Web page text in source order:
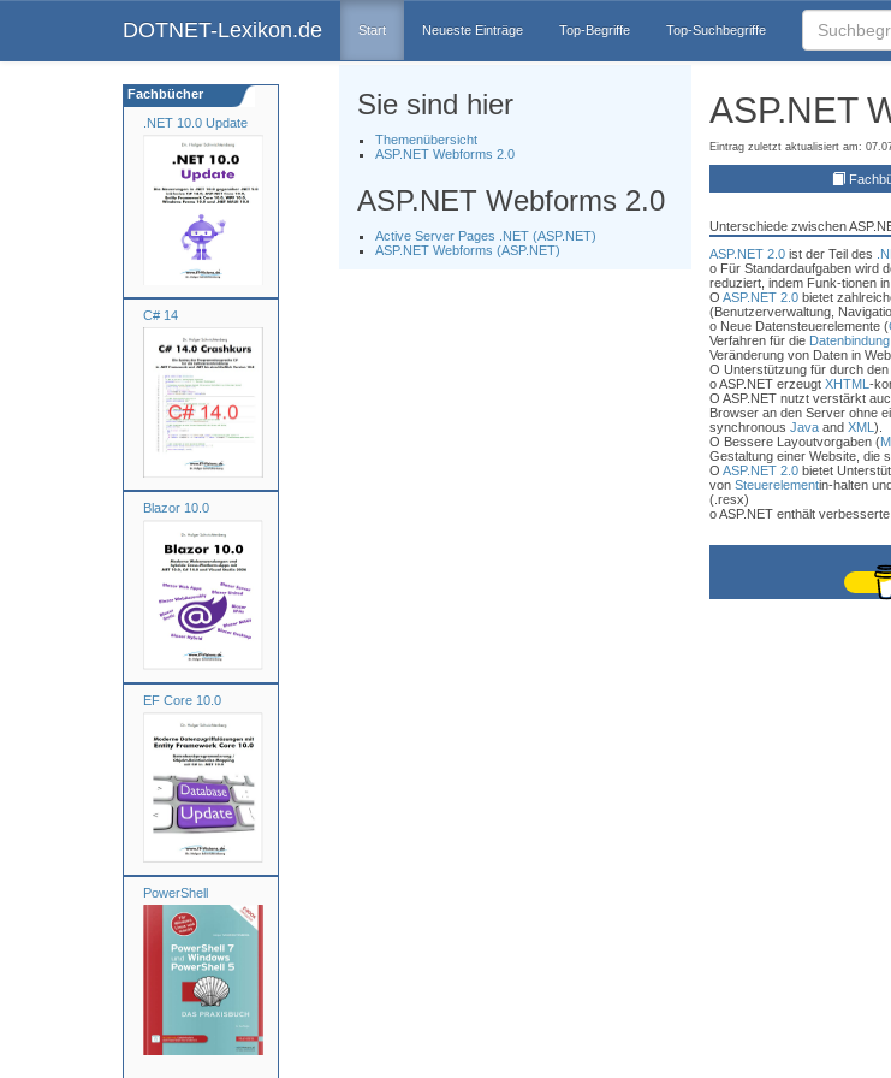
DOTNET-Lexikon.de Start Neueste Einträge Top-Begriffe Top-Suchbegriffe
.NET 10.0 Update
C# 14
Blazor 10.0
EF Core 10.0
PowerShell
Fachbücher Sie sind hier
Themenübersicht
ASP.NET Webforms 2.0
ASP.NET Webforms 2.0
Active Server Pages .NET (ASP.NET)
ASP.NET Webforms (ASP.NET)
ASP.NET
Eintrag zuletzt aktualisiert am:
Unterschiede zwischen
ASP.NET 2.0ist der Teil des
o Für Standardaufgaben wird
reduziert, indem Funk-tionen in
O ASP.NET 2.0bietet
(Benutzerverwaltung,
o Neue Datensteuerelemente (
Verfahren für die Datenbindung
Veränderung von Daten in
O Unterstützung für durch
o ASP.NET erzeugt XHTML -
O ASP.NET nutzt verstärkt
Browser an den Server ohne
synchronous Javaand XML ).
O Bessere Layoutvorgaben (
Gestaltung einer Website, die
O ASP.NET 2.0bietet
von Steuerelementin-halten
(.resx)
o ASP.NET enthält